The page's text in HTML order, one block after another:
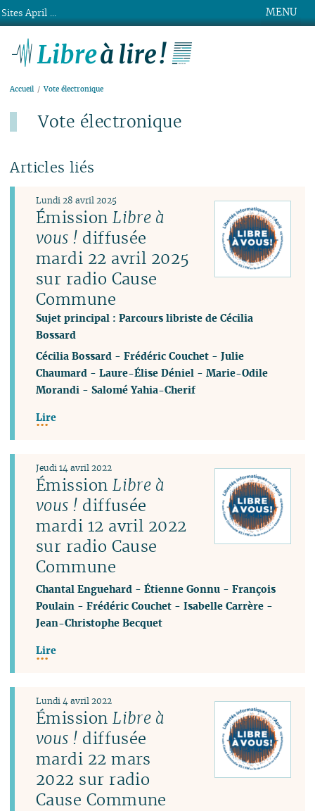
MENU
Accueil Vote électronique
Vote électronique
Articles liés
ÉmissionLibre à
vous ! diffusée
mardi 22 avril 2025
sur radio Cause
Commune
Sujet principal : Parcours libriste de Cécilia
Bossard
Lundi 28 avril 2025
Cécilia Bossard -Frédéric Couchet -Julie
Chaumard -Laure-Élise Déniel -Marie-Odile
Morandi -Salomé Yahia-Cherif
Lire
ÉmissionLibre à
vous ! diffusée
mardi 12 avril 2022
sur radio Cause
Commune
Jeudi 14 avril 2022
Chantal Enguehard -Étienne Gonnu -François
Poulain -Frédéric Couchet -Isabelle Carrère -
Jean-Christophe Becquet
Lire
ÉmissionLibre à
vous ! diffusée
mardi 22 mars
2022 sur radio
Cause Commune
Lundi 4 avril 2022
Sites April ...